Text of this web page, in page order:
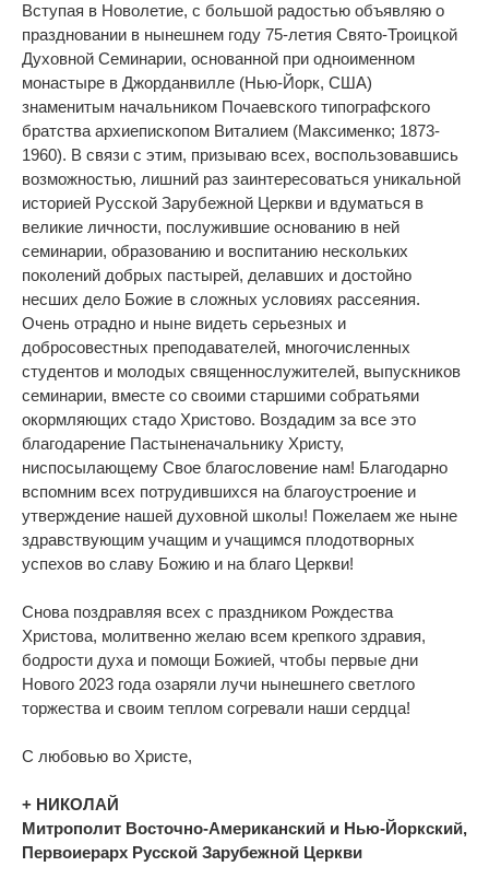
Вступая в Новолетие, с большой радостью объявляю о
праздновании в нынешнем году 75-летия Свято-Троицкой
Духовной Семинарии, основанной при одноименном
монастыре в Джорданвилле (Нью-Йорк, США)
знаменитым начальником Почаевского типографского
братства архиепископом Виталием (Максименко; 1873-
1960). В связи с этим, призываю всех, воспользовавшись
возможностью, лишний раз заинтересоваться уникальной
историей Русской Зарубежной Церкви и вдуматься в
великие личности, послужившие основанию в ней
семинарии, образованию и воспитанию нескольких
поколений добрых пастырей, делавших и достойно
несших дело Божие в сложных условиях рассеяния.
Очень отрадно и ныне видеть серьезных и
добросовестных преподавателей, многочисленных
студентов и молодых священнослужителей, выпускников
семинарии, вместе со своими старшими собратьями
окормляющих стадо Христово. Воздадим за все это
благодарение Пастыненачальнику Христу,
ниспосылающему Свое благословение нам! Благодарно
вспомним всех потрудившихся на благоустроение и
утверждение нашей духовной школы! Пожелаем же ныне
здравствующим учащим и учащимся плодотворных
успехов во славу Божию и на благо Церкви!
Снова поздравляя всех с праздником Рождества
Христова, молитвенно желаю всем крепкого здравия,
бодрости духа и помощи Божией, чтобы первые дни
Нового 2023 года озаряли лучи нынешнего светлого
торжества и своим теплом согревали наши сердца!
С любовью во Христе,
+ НИКОЛАЙ
Митрополит Восточно-Американский и Нью-Йоркский,
Первоиерарх Русской Зарубежной Церкви